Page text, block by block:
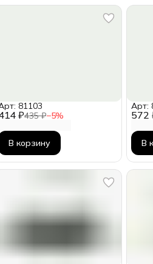
₽435 ₽−5%
81103
В корзину
572
Арт:
В